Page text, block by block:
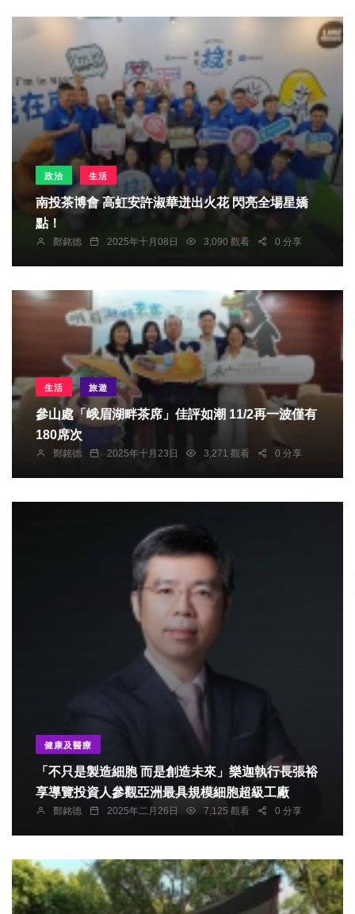
政治 生活
南投茶博會 高虹安許淑華迸出火花 閃亮全場星嬌
點！
鄭銘德 2025年十月08日 3,090 觀看 0 分享
生活 旅遊
參山處「峨眉湖畔茶席」佳評如潮 11/2再一波僅有
180席次
鄭銘德 2025年十月23日 3,271 觀看 0 分享
健康及醫療
「不只是製造細胞 而是創造未來」樂迦執行長張裕
享導覽投資人參觀亞洲最具規模細胞超級工廠
鄭銘德 2025年二月26日 7,125 觀看 0 分享